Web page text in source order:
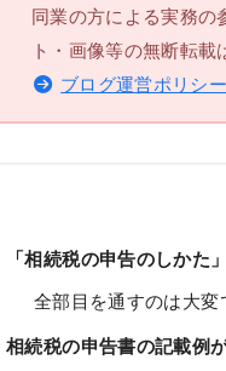
同業の方による実務の
ト・画像等の無断転載
ブログ運営ポリシ
「相続税の申告のしかた
全部目を通すのは大
相続税の申告書の記載例